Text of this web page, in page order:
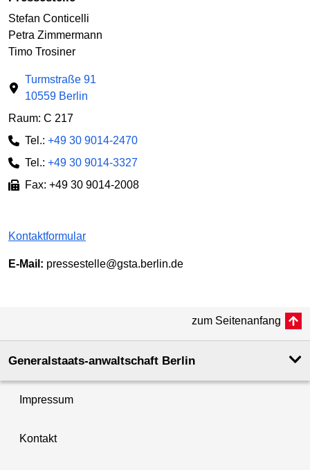
Stefan Conticelli
Petra Zimmermann
Timo Trosiner
Turmstraße 91
10559 Berlin
Raum: C 217
Tel.: +49 30 9014-2470
Tel.: +49 30 9014-3327
Fax: +49 30 9014-2008
Kontaktformular
E-Mail: pressestelle@gsta.berlin.de
zum Seitenanfang
Generalstaats-anwaltschaft Berlin
Impressum
Kontakt